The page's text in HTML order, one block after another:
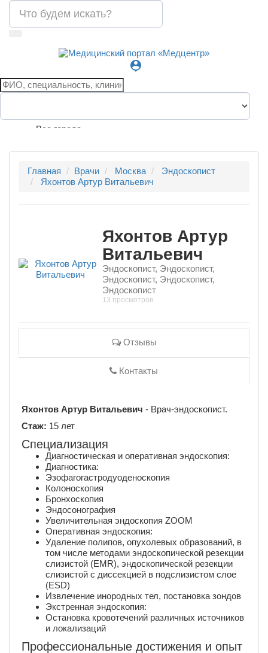
person_pin
Все города
Главная Врачи Москва
Эндоскопист
Яхонтов Артур Витальевич
Яхонтов Артур
Витальевич
Эндоскопист, Эндоскопист,
Эндоскопист, Эндоскопист,
Эндоскопист
13 просмотров
Отзывы
Контакты
Яхонтов Артур Витальевич - Врач-эндоскопист.
Стаж: 15 лет
Специализация
Диагностическая и оперативная эндоскопия:
Диагностика:
Эзофагогастродуоденоскопия
Колоноскопия
Бронхоскопия
Эндоcонография
Увеличительная эндоскопия ZOOM
Оперативная эндоскопия:
Удаление полипов, опухолевых образований, в
том числе методами эндоскопической резекции
слизистой (EMR), эндоскопической резекции
слизистой с диссекцией в подслизистом слое
(ESD)
Извлечение инородных тел, постановка зондов
Экстренная эндоскопия:
Остановка кровотечений различных источников
и локализаций
Профессиональные достижения и опыт